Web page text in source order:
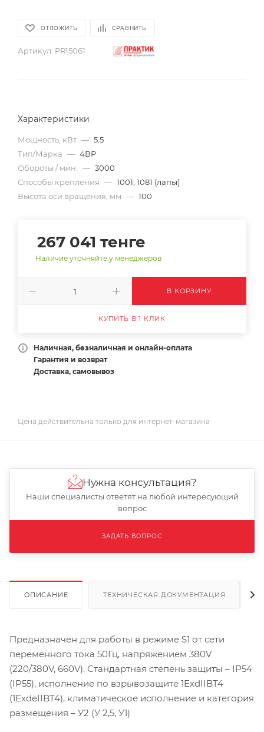
ОТЛОЖИТЬ СРАВНИТЬ
Артикул: PR15061
Характеристики
Мощность, кВт — 5.5
Тип/Марка — 4ВР
Обороты / мин.
— 3000
Способы крепления — 1001, 1081 (лапы)
Высота оси вращения, мм — 100
267 041 тенге
Наличие уточняйте у менеджеров
В КОРЗИНУ
КУПИТЬ В 1 КЛИК
Наличная, безналичная и онлайн-оплата
Гарантия и возврат
Доставка, самовывоз
Цена действительна только для интернет-магазина
ОПИСАНИЕ ТЕХНИЧЕСКАЯ ДОКУМЕНТАЦИЯ
Предназначен для работы в режиме S1 от сети
переменного тока 50Гц, напряжением 380V
(220/380V, 660V). Стандартная степень защиты – IP54
(IP55), исполнение по взрывозащите 1ExdIIBT4
(1ExdеIIBT4), климатическое исполнение и категория
размещения – У2 (У 2,5, У1)
Нужна консультация?
Наши специалисты ответят на любой интересующий
вопрос
ЗАДАТЬ ВОПРОС